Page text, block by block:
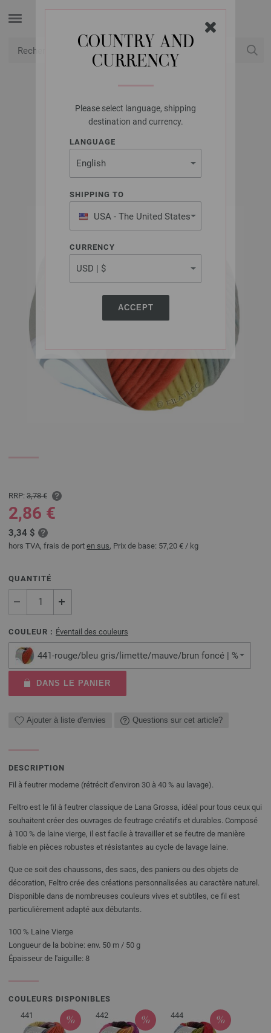
COUNTRY AND
CURRENCY
Please select language, shipping
destination and currency.
LANGUAGE
SHIPPING TO
USA - The United States
of America
CURRENCY
ACCEPT
LANA GROSSA
FELTRO ARCO
RRP: 3,78 €
2,86 €
3,34 $
hors TVA, frais de port en sus, Prix de base: 57,20 € / kg
QUANTITÉ
COULEUR : Éventail des couleurs
441-rouge/bleu gris/limette/mauve/brun foncé | %
DANS LE PANIER
Ajouter à liste d'envies Questions sur cet article?
DESCRIPTION
Fil à feutrer moderne (rétrécit d'environ 30 à 40 % au lavage).
Feltro est le fil à feutrer classique de Lana Grossa, idéal pour tous ceux qui
souhaitent créer des ouvrages de feutrage créatifs et durables. Composé
à 100 % de laine vierge, il est facile à travailler et se feutre de manière
fiable en pièces robustes et résistantes au cycle de lavage laine.
Que ce soit des chaussons, des sacs, des paniers ou des objets de
décoration, Feltro crée des créations personnalisées au caractère naturel.
Disponible dans de nombreuses couleurs vives et subtiles, ce fil est
particulièrement adapté aux débutants.
100 % Laine Vierge
Longueur de la bobine: env. 50 m / 50 g
Épaisseur de l'aiguille: 8
COULEURS DISPONIBLES
441
442 444